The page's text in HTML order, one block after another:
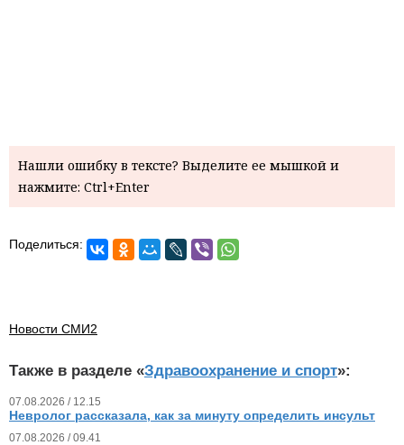
Нашли ошибку в тексте? Выделите ее мышкой и
нажмите: Ctrl+Enter
Поделиться:
Новости СМИ2
Также в разделе «Здравоохранение и спорт»:
07.08.2026 / 12.15
Невролог рассказала, как за минуту определить инсульт
07.08.2026 / 09.41